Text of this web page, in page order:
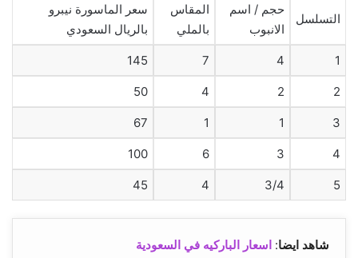
التسلسل
حجم / اسم
الانبوب
المقاس
بالملي
سعر الماسورة نيبرو
بالريال السعودي
1
4
7
145
2
2
4
50
3
1
1
67
4
3
6
100
5
3/4
4
45
شاهد ايضا: اسعار الباركيه في السعودية